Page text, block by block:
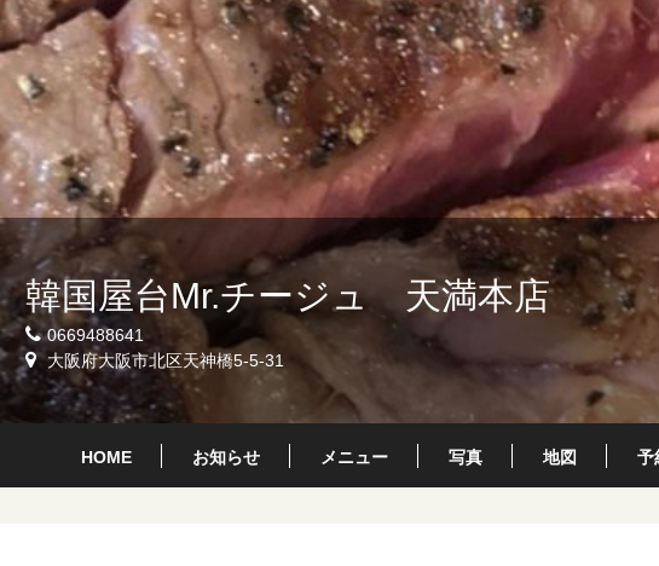
韓国屋台Mr.チージュ 天満本店
0669488641
大阪府大阪市北区天神橋5-5-31
HOME お知らせ メニュー 写真 地図 予